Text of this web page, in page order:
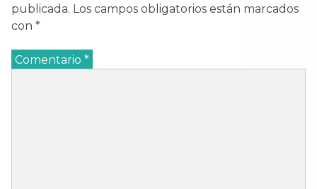
publicada. Los campos obligatorios están marcados
con *
Comentario *